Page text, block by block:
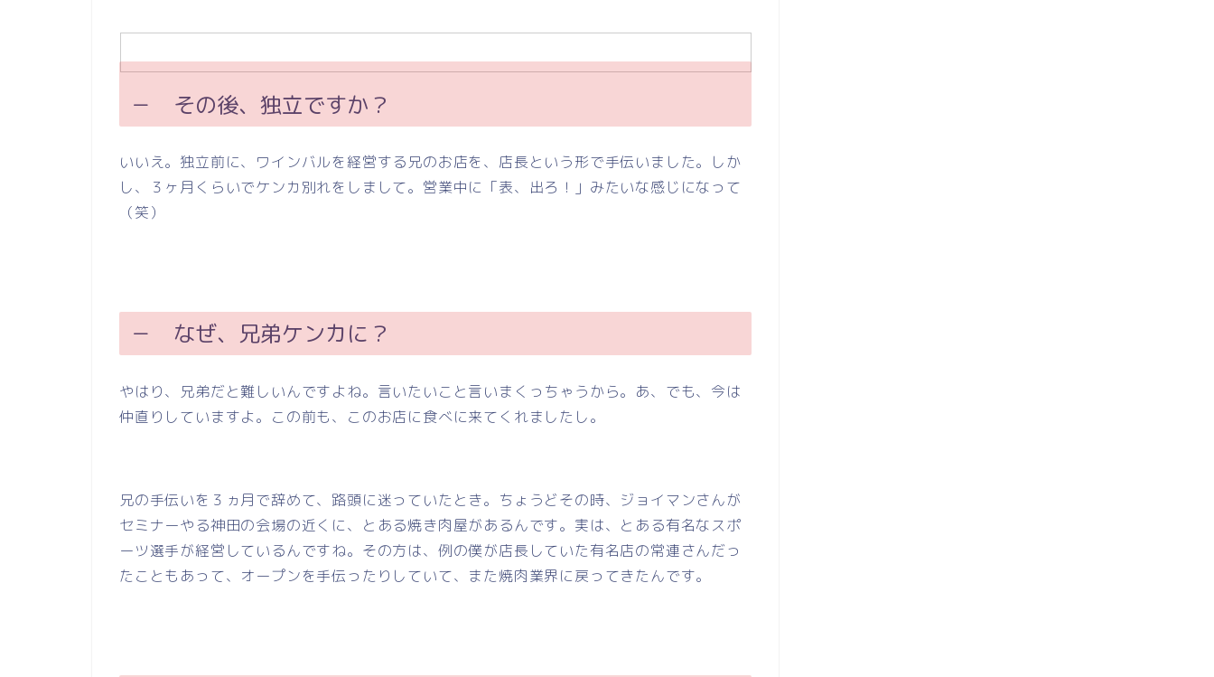
－ その後、独立ですか？
いいえ。独立前に、ワインバルを経営する兄のお店を、店長という形で手伝いました。しか
し、３ヶ月くらいでケンカ別れをしまして。営業中に「表、出ろ！」みたいな感じになって
（笑）
－ なぜ、兄弟ケンカに？
やはり、兄弟だと難しいんですよね。言いたいこと言いまくっちゃうから。あ、でも、今は
仲直りしていますよ。この前も、このお店に食べに来てくれましたし。
兄の手伝いを３ヵ月で辞めて、路頭に迷っていたとき。ちょうどその時、ジョイマンさんが
セミナーやる神田の会場の近くに、とある焼き肉屋があるんです。実は、とある有名なスポ
ーツ選手が経営しているんですね。その方は、例の僕が店長していた有名店の常連さんだっ
たこともあって、オープンを手伝ったりしていて、また焼肉業界に戻ってきたんです。